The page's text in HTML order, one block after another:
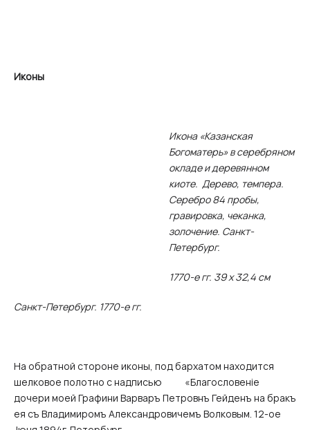
Иконы
Икона «Казанская
Богоматерь» в серебряном
окладе и деревянном
киоте. Дерево, темпера.
Серебро 84 пробы,
гравировка, чеканка,
золочение. Санкт-
Петербург.
1770-е гг. 39 х 32,4 см
Санкт-Петербург. 1770-е гг.
На обратной стороне иконы, под бархатом находится
шелковое полотно с надписью «Благословенiе
дочери моей Графини Варваръ Петровнъ Гейденъ на бракъ
ея съ Владимиромъ Александровичемъ Волковым. 12-ое